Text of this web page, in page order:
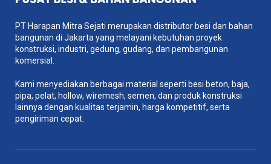
PT Harapan Mitra Sejati merupakan distributor besi dan bahan
bangunan di Jakarta yang melayani kebutuhan proyek
konstruksi, industri, gedung, gudang, dan pembangunan
komersial.
Kami menyediakan berbagai material seperti besi beton, baja,
pipa, pelat, hollow, wiremesh, semen, dan produk konstruksi
lainnya dengan kualitas terjamin, harga kompetitif, serta
pengiriman cepat.